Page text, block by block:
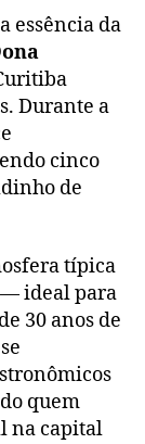
essência da
Durante a
cinco
de
típica
ideal para
30 anos de
quem
na capital